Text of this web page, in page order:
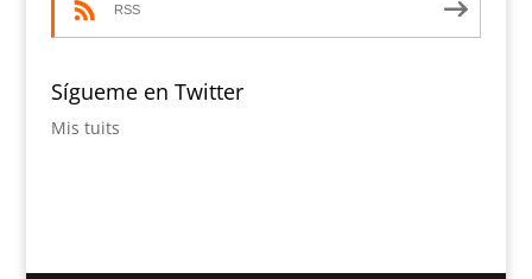
RSS
Sígueme en Twitter
Mis tuits